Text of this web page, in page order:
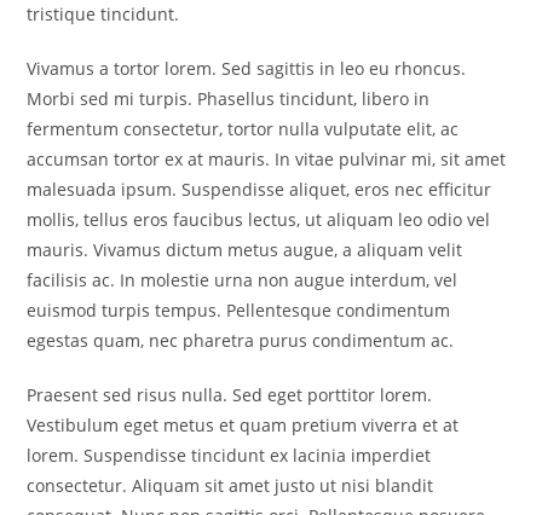
tristique tincidunt.
Vivamus a tortor lorem. Sed sagittis in leo eu rhoncus.
Morbi sed mi turpis. Phasellus tincidunt, libero in
fermentum consectetur, tortor nulla vulputate elit, ac
accumsan tortor ex at mauris. In vitae pulvinar mi, sit amet
malesuada ipsum. Suspendisse aliquet, eros nec efficitur
mollis, tellus eros faucibus lectus, ut aliquam leo odio vel
mauris. Vivamus dictum metus augue, a aliquam velit
facilisis ac. In molestie urna non augue interdum, vel
euismod turpis tempus. Pellentesque condimentum
egestas quam, nec pharetra purus condimentum ac.
Praesent sed risus nulla. Sed eget porttitor lorem.
Vestibulum eget metus et quam pretium viverra et at
lorem. Suspendisse tincidunt ex lacinia imperdiet
consectetur. Aliquam sit amet justo ut nisi blandit